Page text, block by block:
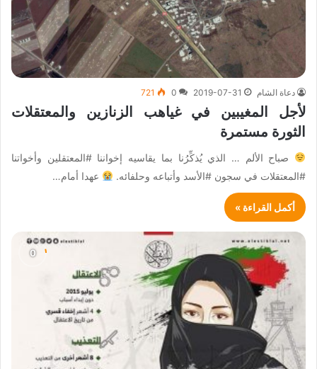
دعاة الشام 2019-07-31
0
721
لأجل المغيبين في غياهب الزنازين والمعتقلات
الثورة مستمرة
صباح الألم … الذي يُذكِّرُنا بما يقاسيه إخواننا #المعتقلين وأخواتنا
#المعتقلات في سجون #الأسد وأتباعه وحلفائه.
عهدا أمام…
أكمل القراءة »